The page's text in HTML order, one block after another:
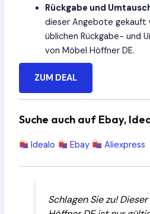
Rückgabe und
dieser Angebote gekauft
üblichen Rückgabe- und
von Möbel Höffner DE.
ZUM DEAL
Suche auch auf Ebay,
Idealo Ebay Aliexpress
Schlagen Sie zu! Dieser